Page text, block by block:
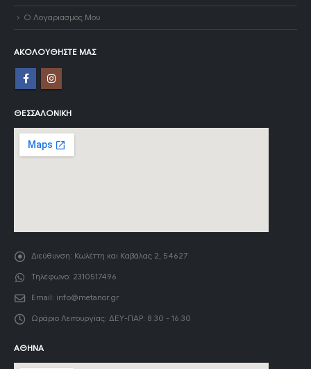
Ο Λογαριασμός Μου
ΑΚΟΛΟΥΘΉΣΤΕ ΜΑΣ
ΘΕΣΣΑΛΟΝΊΚΗ
Διεύθυνση: Κωλέττη και Καβάλας 2, 54627
Τηλέφωνο: 2310517496
Email: info@metanor.gr
Ωράριο Λειτουργίας: ΔΕΥ-ΠΑΡ: 8:30 - 16:30
ΑΘΉΝΑ